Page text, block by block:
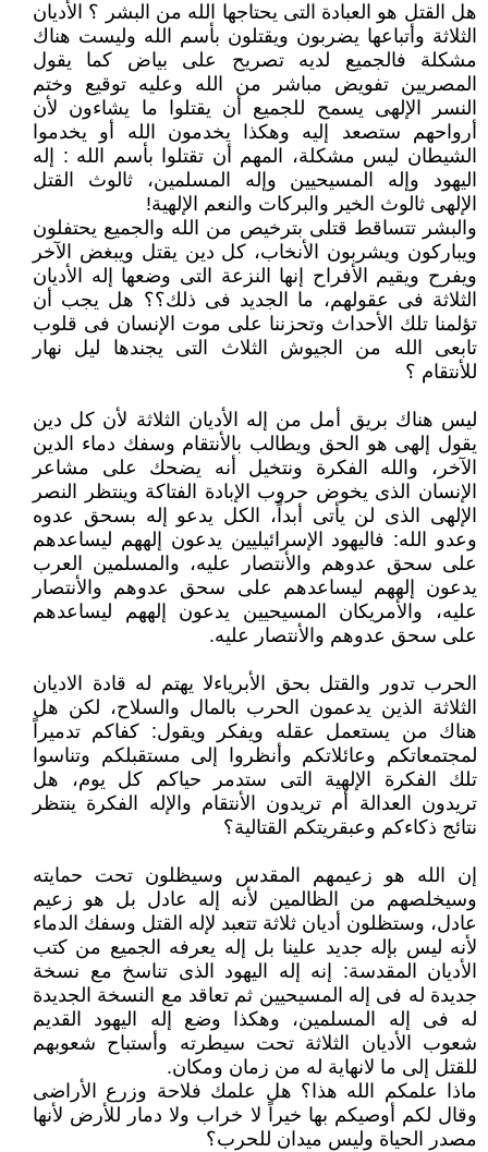
هل القتل هو العبادة التى يحتاجها الله من البشر ؟ الأديان
الثلاثة وأتباعها يضربون ويقتلون بأسم الله وليست هناك
مشكلة فالجميع لديه ‏تصريح على بياض كما يقول
المصريين تفويض مباشر من الله وعليه توقيع وختم
النسر الإلهى يسمح للجميع أن يقتلوا ما يشاءون لأن
‏أرواحهم ستصعد إليه وهكذا يخدمون الله أو يخدموا
الشيطان ليس مشكلة، المهم أن تقتلوا بأسم الله : إله
اليهود وإله المسيحيين وإله ‏المسلمين، ثالوث القتل
الإلهى ثالوث الخير والبركات والنعم الإلهية! ‏
والبشر تتساقط قتلى بترخيص من الله والجميع يحتفلون
ويباركون ويشربون الأنخاب، كل دين يقتل ويبغض الآخر
ويفرح ويقيم الأفراح ‏إنها النزعة التى وضعها إله الأديان
الثلاثة فى عقولهم، ما الجديد فى ذلك؟؟ هل يجب أن
تؤلمنا تلك الأحداث وتحزننا على موت الإنسان ‏فى قلوب
تابعى الله من الجيوش الثلاث التى يجندها ليل نهار
للأنتقام ؟ ‏
ليس هناك بريق أمل من إله الأديان الثلاثة لأن كل دين
يقول إلهى هو الحق ويطالب بالأنتقام وسفك دماء الدين
الآخر، والله الفكرة ‏ونتخيل أنه يضحك على مشاعر
الإنسان الذى يخوض حروب الإبادة الفتاكة وينتظر النصر
الإلهى الذى لن يأتى أبداً، الكل يدعو إله ‏بسحق عدوه
وعدو الله: فاليهود الإسرائيليين يدعون إلههم ليساعدهم
على سحق عدوهم والأنتصار عليه، والمسلمين العرب
يدعون ‏إلههم ليساعدهم على سحق عدوهم والأنتصار
عليه، والأمريكان المسيحيين يدعون إلههم ليساعدهم
على سحق عدوهم والأنتصار عليه.‏
الحرب تدور والقتل بحق الأبرياءلا يهتم له قادة الاديان
الثلاثة الذين يدعمون الحرب بالمال والسلاح، لكن هل
هناك من يستعمل عقله ‏ويفكر ويقول: كفاكم تدميراً
لمجتمعاتكم وعائلاتكم وأنظروا إلى مستقبلكم وتناسوا
تلك الفكرة الإلهية التى ستدمر حياكم كل يوم، هل
‏تريدون العدالة أم تريدون الأنتقام والإله الفكرة ينتظر
نتائج ذكاءكم وعبقريتكم القتالية؟
إن الله هو زعيمهم المقدس وسيظلون تحت حمايته
وسيخلصهم من الظالمين لأنه إله عادل بل هو زعيم
عادل، وستظلون أديان ثلاثة ‏تتعبد لإله القتل وسفك الدماء
لأنه ليس بإله جديد علينا بل إله يعرفه الجميع من كتب
الأديان المقدسة: إنه إله اليهود الذى تناسخ مع ‏نسخة
جديدة له فى إله المسيحيين ثم تعاقد مع النسخة الجديدة
له فى إله المسلمين، وهكذا وضع إله اليهود القديم
شعوب الأديان ‏الثلاثة تحت سيطرته وأستباح شعوبهم
للقتل إلى ما لانهاية له من زمان ومكان.‏
ماذا علمكم الله هذا؟ هل علمك فلاحة وزرع الأراضى
وقال لكم أوصيكم بها خيراً لا خراب ولا دمار للأرض لأنها
مصدر الحياة وليس ‏ميدان للحرب؟